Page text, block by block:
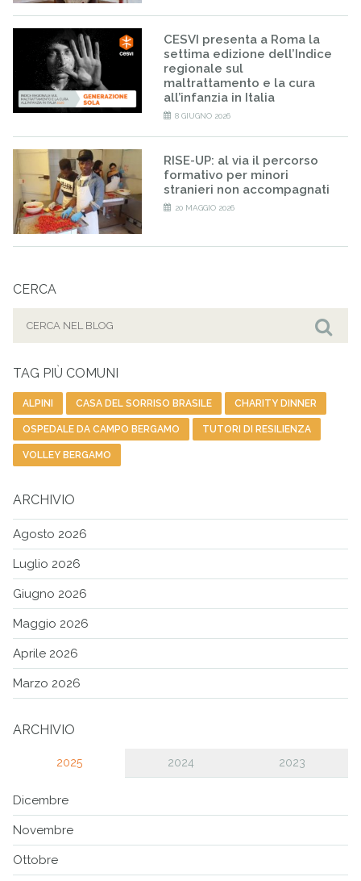
CESVI presenta a Roma la
settima edizione dell’Indice
regionale sul
maltrattamento e la cura
all’infanzia in Italia
8 GIUGNO 2026
RISE-UP: al via il percorso
formativo per minori
stranieri non accompagnati
20 MAGGIO 2026
CERCA
TAG PIÙ COMUNI
ALPINI CASA DEL SORRISO BRASILE CHARITY DINNER
OSPEDALE DA CAMPO BERGAMO TUTORI DI RESILIENZA
VOLLEY BERGAMO
ARCHIVIO
Agosto 2026
Luglio 2026
Giugno 2026
Maggio 2026
Aprile 2026
Marzo 2026
ARCHIVIO
2025 2024 2023
Dicembre
Novembre
Ottobre